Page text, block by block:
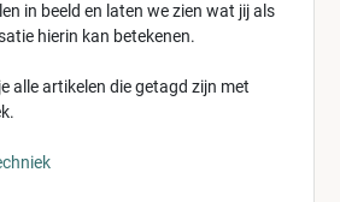
in beeld en laten we zien wat jij als
hierin kan betekenen.
alle artikelen die getagd zijn met